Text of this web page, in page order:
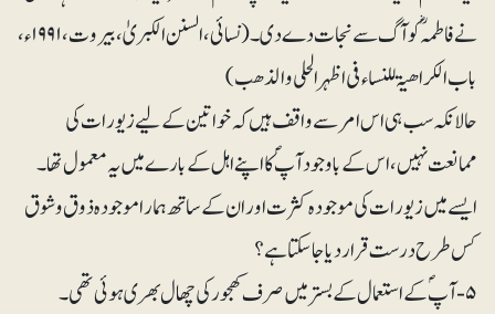
نے فاطمہؓ کو آگ سے نجات دے دی۔(نسائی، السنن الکبریٰ، بیروت، ۱۹۹۱ء،
باب الکراھیۃ للنساء فی اظہر الحلی والذھب)
حالانکہ سب ہی اس امر سے واقف ہیں کہ خواتین کے لیے زیورات کی
ممانعت نہیں، اس کے باوجود آپؐ کا اپنے اہل کے بارے میں یہ معمول تھا۔
ایسے میں زیورات کی موجودہ کثرت اور ان کے ساتھ ہمارا موجودہ ذوق و شوق
کس طرح درست قرار دیا جاسکتا ہے؟
۵- آپؐ کے استعمال کے بستر میں صرف کھجور کی چھال بھری ہوئی تھی۔